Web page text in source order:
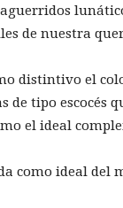
de nuestra
distintivo el
tipo escocés
el ideal
como ideal del